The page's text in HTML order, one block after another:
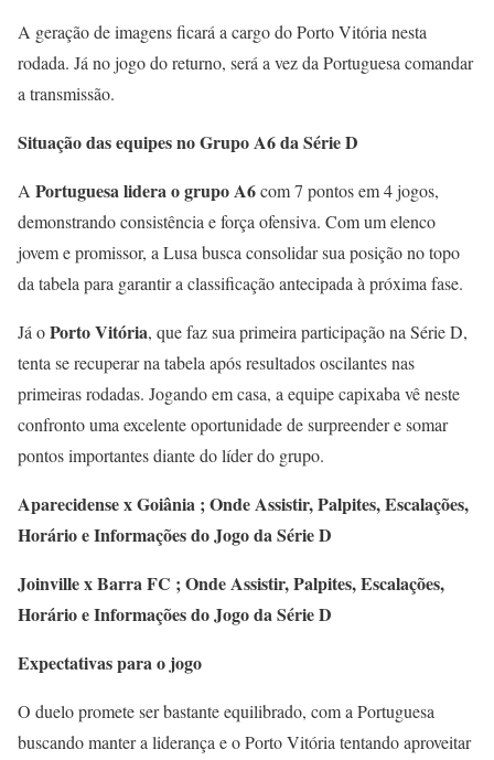
A geração de imagens ficará a cargo do Porto Vitória nesta
rodada. Já no jogo do returno, será a vez da Portuguesa comandar
a transmissão.
Situação das equipes no Grupo A6 da Série D
A Portuguesa lidera o grupo A6com 7 pontos em 4 jogos,
demonstrando consistência e força ofensiva. Com um elenco
jovem e promissor, a Lusa busca consolidar sua posição no topo
da tabela para garantir a classificação antecipada à próxima fase.
Já oPorto Vitória, que faz sua primeira participação na Série D,
tenta se recuperar na tabela após resultados oscilantes nas
primeiras rodadas. Jogando em casa, a equipe capixaba vê neste
confronto uma excelente oportunidade de surpreender e somar
pontos importantes diante do líder do grupo.
Aparecidense x Goiânia ; Onde Assistir, Palpites, Escalações,
Horário e Informações do Jogo da Série D
Joinville x Barra FC ; Onde Assistir, Palpites, Escalações,
Horário e Informações do Jogo da Série D
Expectativas para o jogo
O duelo promete ser bastante equilibrado, com a Portuguesa
buscando manter a liderança e o Porto Vitória tentando aproveitar